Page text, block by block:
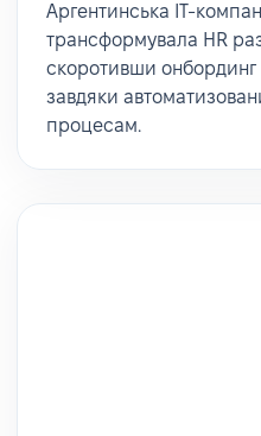
Аргентинська ІТ-
трансформувала HR
скоротивши онбординг
завдяки
процесам.